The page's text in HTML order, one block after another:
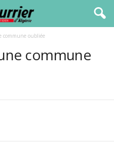
commune oubliée
commune